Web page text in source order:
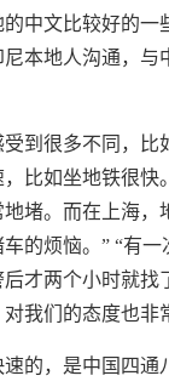
中文比较好的一
本地人沟通，与
到很多不同，比
比如坐地铁很快
堵。而在上海，
的烦恼。” “有一
才两个小时就找
我们的态度也非
的，是中国四通